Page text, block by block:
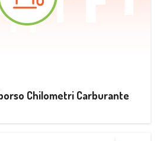
Chilometri Carburante